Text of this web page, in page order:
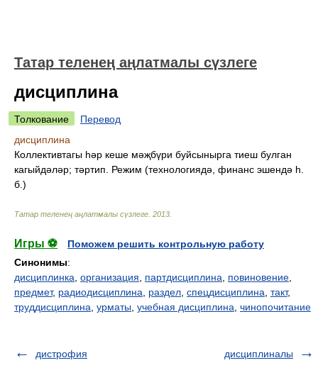
Татар теленең аңлатмалы сүзлеге
дисциплина
Толкование
Перевод
дисциплина
Коллективтагы һәр кеше мәҗбүри буйсынырга тиеш булган
кагыйдәләр; тәртип. Режим (технологиядә, финанс эшендә һ.
б.)
Татар теленең аңлатмалы сүзлеге 2013
Игры ⚽
Поможем решить контрольную работу
Синонимы:
дисциплинка организация партдисциплина повиновение
предмет, радиодисциплина раздел спецдисциплина такт,
труддисциплина урматы учебная дисциплина чинопочитание
дистрофия дисциплиналы